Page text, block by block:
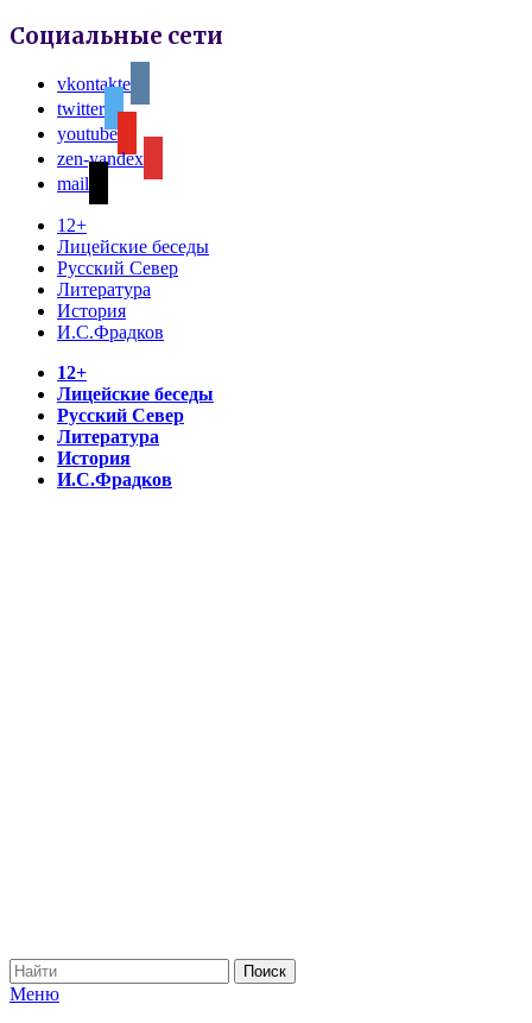
Социальные сети
vkontakte
twitter
youtube
zen-yandex
mail
12+
Лицейские беседы
Русский Север
Литература
История
И.С.Фрадков
12+
Лицейские беседы
Русский Север
Литература
История
И.С.Фрадков
Меню